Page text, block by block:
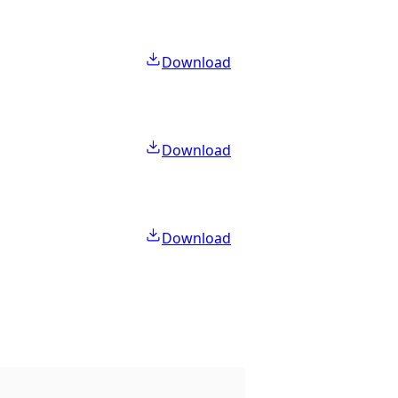
Download
Download
Download